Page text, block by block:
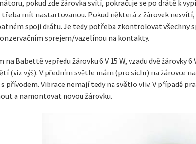
pokud zde žárovka svítí, pokračuje se po drátě k
třeba mít nastartovanou. Pokud některá z žárovek
spoji drátu. Je tedy potřeba zkontrolovat všechny
sprejem/vazelínou na kontakty.
na Babettě vepředu žárovku 6 V 15 W, vzadu dvě žárovky 6
(viz výš). V předním světle mám (pro sichr) na žárovce
přívodem. Vibrace nemají tedy na světlo vliv. V případě
a namontovat novou žárovku.